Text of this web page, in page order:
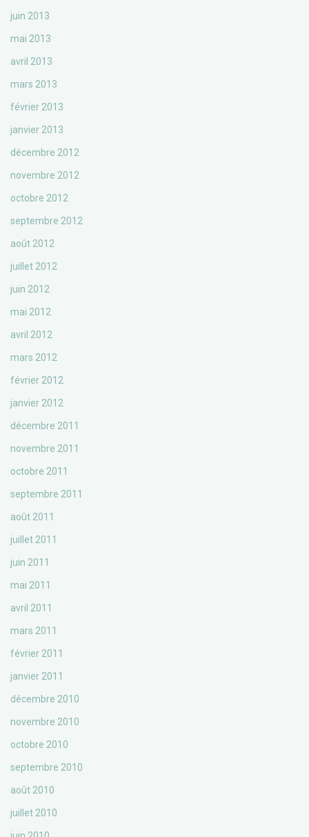
juin 2013
mai 2013
avril 2013
mars 2013
février 2013
janvier 2013
décembre 2012
novembre 2012
octobre 2012
septembre 2012
août 2012
juillet 2012
juin 2012
mai 2012
avril 2012
mars 2012
février 2012
janvier 2012
décembre 2011
novembre 2011
octobre 2011
septembre 2011
août 2011
juillet 2011
juin 2011
mai 2011
avril 2011
mars 2011
février 2011
janvier 2011
décembre 2010
novembre 2010
octobre 2010
septembre 2010
août 2010
juillet 2010